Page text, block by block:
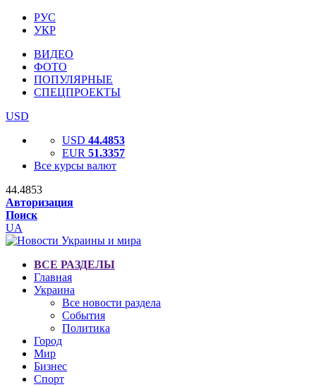
РУС
УКР
ВИДЕО
ФОТО
ПОПУЛЯРНЫЕ
СПЕЦПРОЕКТЫ
USD
USD 44.4853
EUR 51.3357
Все курсы валют
44.4853
Авторизация
Поиск
UA
ВСЕ РАЗДЕЛЫ
Главная
Украина
Все новости раздела
События
Политика
Город
Мир
Бизнес
Спорт